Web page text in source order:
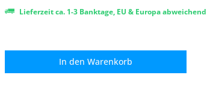
Lieferzeit ca. 1-3 Banktage, EU & Europa abweichend
In den Warenkorb